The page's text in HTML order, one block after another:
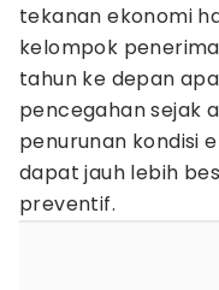
tekanan ekonomi
kelompok
tahun ke depan
pencegahan sejak
penurunan kondisi
dapat jauh lebih
preventif.